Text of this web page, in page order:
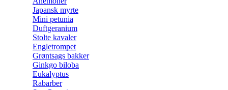
Japansk myrte
Mini petunia
Duftgeranium
Stolte kavaler
Engletrompet
Grøntsags bakker
Ginkgo biloba
Eukalyptus
Rabarber